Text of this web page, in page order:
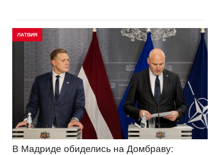
ЛАТВИЯ
В Мадриде обиделись на Домбраву: